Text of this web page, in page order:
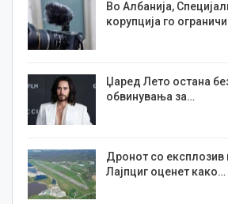
Во Албанија,
корупција го
Џаред Лето остана
обвинувања за…
Дронот со
Лајпциг оценет како…